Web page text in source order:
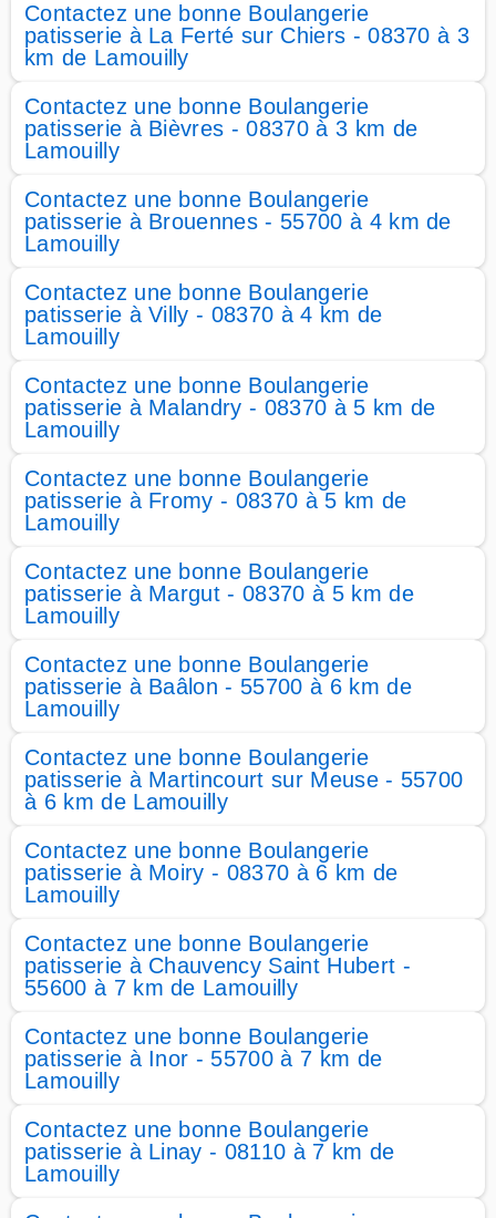
Contactez une bonne Boulangerie
patisserie à La Ferté sur Chiers - 08370 à 3
km de Lamouilly
Contactez une bonne Boulangerie
patisserie à Bièvres - 08370 à 3 km de
Lamouilly
Contactez une bonne Boulangerie
patisserie à Brouennes - 55700 à 4 km de
Lamouilly
Contactez une bonne Boulangerie
patisserie à Villy - 08370 à 4 km de
Lamouilly
Contactez une bonne Boulangerie
patisserie à Malandry - 08370 à 5 km de
Lamouilly
Contactez une bonne Boulangerie
patisserie à Fromy - 08370 à 5 km de
Lamouilly
Contactez une bonne Boulangerie
patisserie à Margut - 08370 à 5 km de
Lamouilly
Contactez une bonne Boulangerie
patisserie à Baâlon - 55700 à 6 km de
Lamouilly
Contactez une bonne Boulangerie
patisserie à Martincourt sur Meuse - 55700
à 6 km de Lamouilly
Contactez une bonne Boulangerie
patisserie à Moiry - 08370 à 6 km de
Lamouilly
Contactez une bonne Boulangerie
patisserie à Chauvency Saint Hubert -
55600 à 7 km de Lamouilly
Contactez une bonne Boulangerie
patisserie à Inor - 55700 à 7 km de
Lamouilly
Contactez une bonne Boulangerie
patisserie à Linay - 08110 à 7 km de
Lamouilly